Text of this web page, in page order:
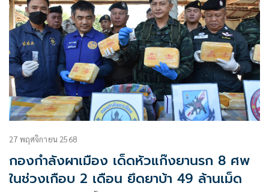
27 พฤศจิกายน 2568
กองกำลังผาเมือง เด็ดหัวแก๊งยานรก 8 ศพ
ในช่วงเกือบ 2 เดือน ยึดยาบ้า 49 ล้านเม็ด